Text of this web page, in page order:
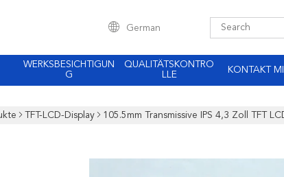
German
WERKSBESICHTIGUN
G
QUALITÄTSKONTRO
LLE
KONTAKT
TFT-LCD-Display 105.5mm Transmissive IPS 4,3 Zoll TFT